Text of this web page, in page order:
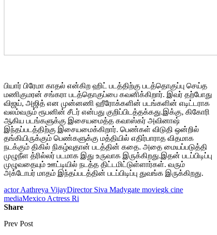
பியார் பிரேமா காதல் என்கிற ஹிட் படத்திற்கு படத்தொகுப்பு செய்த
மணிகுமரன் சங்கரா படத்தொகுப்பை கவனிக்கிறார். இவர் தற்போது
விஜய், அஜித் என முன்னணி ஹீரோக்களின் படங்களின் எடிட்டராக
வலம்வரும் ரூபனின் சீடர் என்பது குறிப்பிடத்தக்கது.இக்கு, கிகோரி
ஆகிய படங்களுக்கு இசையமைத்த கவாஸ்கர் அவினாஷ்
இந்தப்படத்திற்கு இசையமைக்கிறார். பெண்கள் விடுதி ஒன்றில்
தங்கியிருக்கும் பெண்களுக்கு மத்தியில் எதிர்பாராத விதமாக
நடக்கும் திகில் நிகழ்வுதான் படத்தின் கதை. அதை மையப்படுத்தி
முழுநீள த்ரில்லர் படமாக இது உருவாக இருக்கிறது.இதன் படப்பிடிப்பு
முழுவதையும் ஊட்டியில் நடத்த திட்டமிட்டுள்ளார்கள். வரும்
அக்டோபர் மாதம் இந்தப்படத்தின் படப்பிடிப்பு துவங்க இருக்கிறது.
actor Aathreya VijayDirector Siva Madygate moviegk cine
mediaMexico Actress Ri
Share
Prev Post